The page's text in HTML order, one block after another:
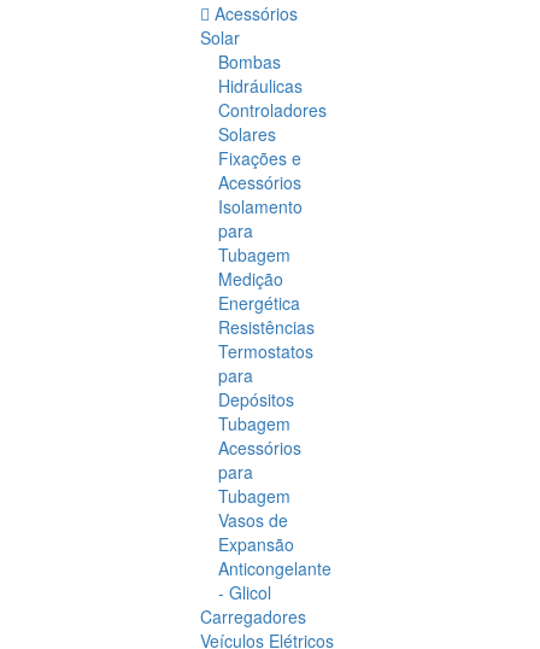
Acessórios
Solar
Bombas
Hidráulicas
Controladores
Solares
Fixações e
Acessórios
Isolamento
para
Tubagem
Medição
Energética
Resistências
Termostatos
para
Depósitos
Tubagem
Acessórios
para
Tubagem
Vasos de
Expansão
Anticongelante
- Glicol
Carregadores
Veículos Elétricos